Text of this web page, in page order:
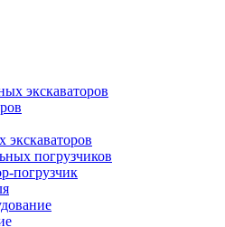
экскаваторов
экскаваторов
погрузчиков
погрузчик